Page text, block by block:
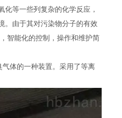
等一些列复杂的化学反应，
。由于其对污染物分子的有效
智能化的控制，操作和维护简
体的一种装置。采用了等离